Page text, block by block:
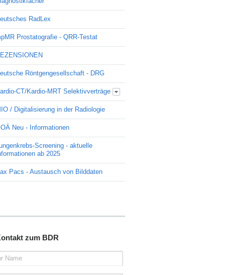
RadLex
Prostatografie - QRR-Testat
Röntgengesellschaft - DRG
CT/Kardio-MRT Selektivverträge
/ Digitalisierung in der Radiologie
Neu - Informationen
Screening - aktuelle
ab 2025
Pacs - Austausch von Bilddaten
zum BDR
Name